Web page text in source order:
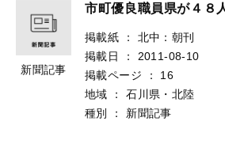
新聞記事
市町優良職員県が４８
掲載紙 ：
北中：朝刊
掲載日
：
2011-08-10
掲載ページ
：
16
地域
：
石川県・北陸
種別
： 新聞記事